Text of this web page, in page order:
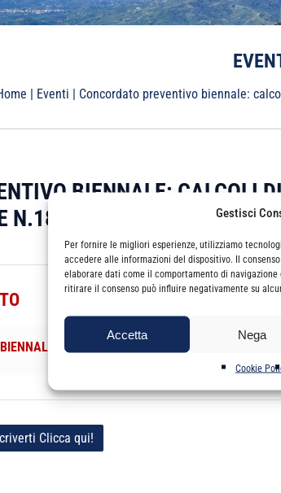
Gestisci
Per fornire le migliori esperienze, utilizziamo
accedere alle informazioni del dispositivo. Il
elaborare dati come il comportamento di
ritirare il consenso può influire negativamente su
Accetta Nega
Cookie
| Eventi | Concordato preventivo biennale:
BIENNALE: CALCOLI
N.18/E
CALCOLI DI CONVENIENZA DOPO
Clicca qui!